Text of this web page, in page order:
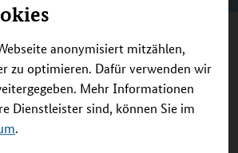
anonymisiert mitzählen,
zu optimieren. Dafür verwenden wir
Mehr Informationen
Dienstleister sind, können Sie im
.